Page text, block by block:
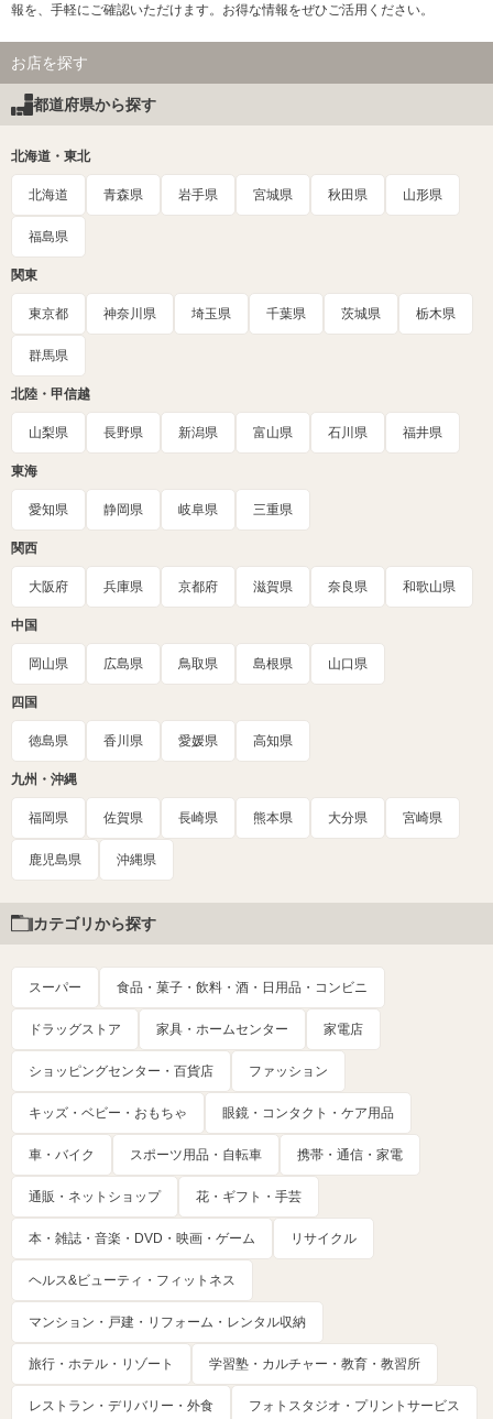
報を、手軽にご確認いただけます。お得な情報をぜひご活用ください。
お店を探す
都道府県から探す
北海道・東北
北海道 青森県 岩手県 宮城県 秋田県 山形県
福島県
関東
東京都 神奈川県 埼玉県 千葉県 茨城県 栃木県
群馬県
北陸・甲信越
山梨県 長野県 新潟県 富山県 石川県 福井県
東海
愛知県 静岡県 岐阜県 三重県
関西
大阪府 兵庫県 京都府 滋賀県 奈良県 和歌山県
中国
岡山県 広島県 鳥取県 島根県 山口県
四国
徳島県 香川県 愛媛県 高知県
九州・沖縄
福岡県 佐賀県 長崎県 熊本県 大分県 宮崎県
鹿児島県 沖縄県
カテゴリから探す
スーパー 食品・菓子・飲料・酒・日用品・コンビニ
ドラッグストア 家具・ホームセンター 家電店
ショッピングセンター・百貨店 ファッション
キッズ・ベビー・おもちゃ 眼鏡・コンタクト・ケア用品
車・バイク スポーツ用品・自転車 携帯・通信・家電
通販・ネットショップ 花・ギフト・手芸
本・雑誌・音楽・DVD・映画・ゲーム リサイクル
ヘルス&ビューティ・フィットネス
マンション・戸建・リフォーム・レンタル収納
旅行・ホテル・リゾート 学習塾・カルチャー・教育・教習所
レストラン・デリバリー・外食 フォトスタジオ・プリントサービス